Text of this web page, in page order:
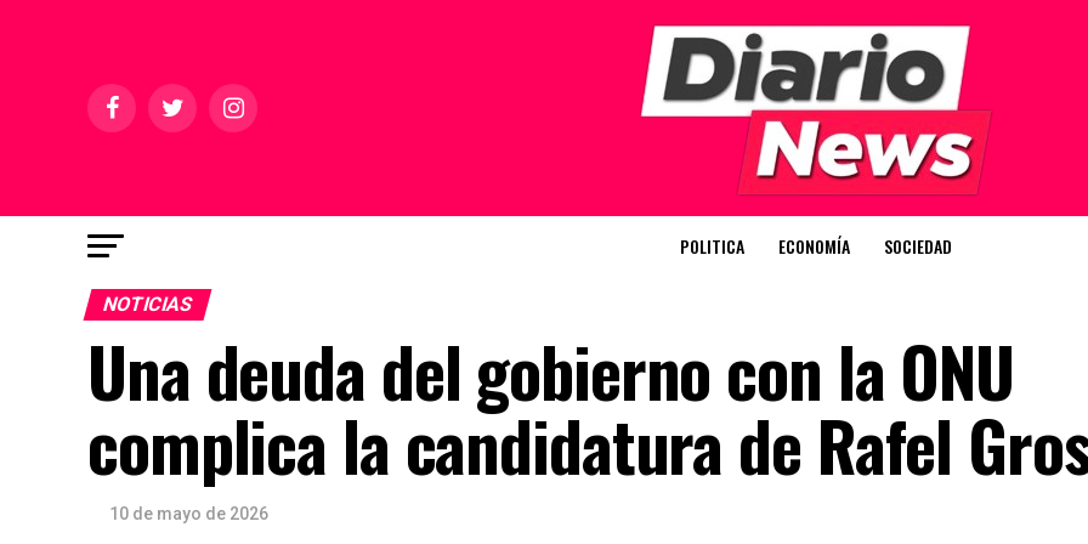
POLITICA ECONOMÍA SOCIEDAD
NOTICIAS
Una deuda del gobierno con la ONU
complica la candidatura de Rafel
10 de mayo de 2026